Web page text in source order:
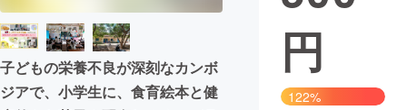
まちづくり・地域活性化
CAMPFIRE for Social Good
CAMPFIRE Creation
子どもの栄養不良が深刻なカンボ
ジアで、小学生に、食育絵本と健
円
122%